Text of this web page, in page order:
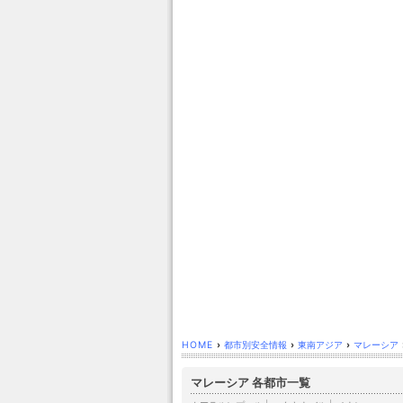
HOME › 都市別安全情報 › 東南アジア › マレーシア
マレーシア 各都市一覧